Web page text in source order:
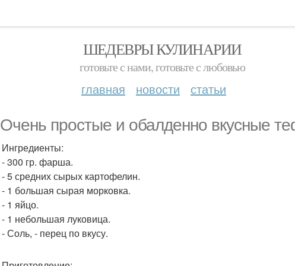
ШЕДЕВРЫ КУЛИНАРИИ
готовьте с нами, готовьте с любовью
главная новости статьи
Очень простые и обалденно вкусные
Ингредиенты:
- 300 гр. фарша.
- 5 средних сырых картофелин.
- 1 большая сырая морковка.
- 1 яйцо.
- 1 небольшая луковица.
- Соль, - перец по вкусу.